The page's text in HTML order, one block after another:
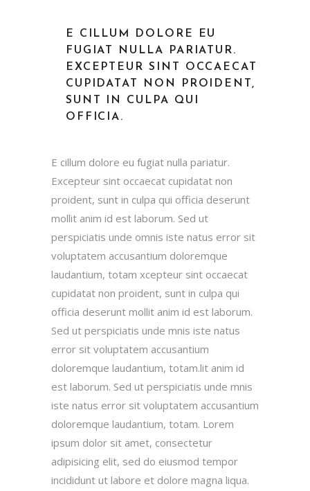
E CILLUM DOLORE EU
FUGIAT NULLA PARIATUR.
EXCEPTEUR SINT OCCAECAT
CUPIDATAT NON PROIDENT,
SUNT IN CULPA QUI
OFFICIA.
E cillum dolore eu fugiat nulla pariatur.
Excepteur sint occaecat cupidatat non
proident, sunt in culpa qui officia deserunt
mollit anim id est laborum. Sed ut
perspiciatis unde omnis iste natus error sit
voluptatem accusantium doloremque
laudantium, totam xcepteur sint occaecat
cupidatat non proident, sunt in culpa qui
officia deserunt mollit anim id est laborum.
Sed ut perspiciatis unde mnis iste natus
error sit voluptatem accusantium
doloremque laudantium, totam.lit anim id
est laborum. Sed ut perspiciatis unde mnis
iste natus error sit voluptatem accusantium
doloremque laudantium, totam. Lorem
ipsum dolor sit amet, consectetur
adipisicing elit, sed do eiusmod tempor
incididunt ut labore et dolore magna liqua.